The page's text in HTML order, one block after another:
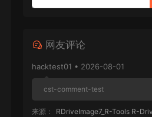
网友评论
hacktest01 • 2026-08-01
cst-comment-test
来源：
RDriveImage7_R-Tools R-